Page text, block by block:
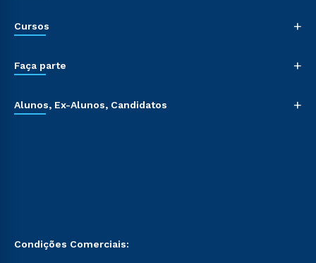
Cursos +
Faça parte +
Alunos, Ex-Alunos, Candidatos +
Condições Comerciais: